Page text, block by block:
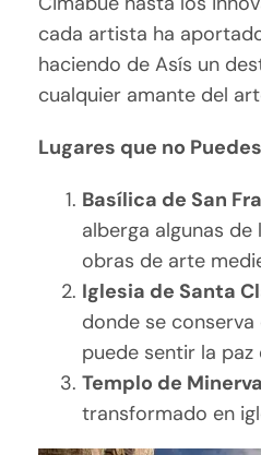
cada artista ha
haciendo de Asís un
cualquier amante del
Lugares que no
Basílica de San
alberga algunas
obras de arte
Iglesia de Santa
donde se
puede sentir la
Templo de Minerva
transformado en